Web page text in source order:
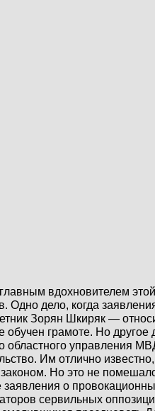
этой
Одно дело, когда
Зорян Шкиряк —
обучен грамоте. Но другое
областного управления
Им отлично
Но это не
заявления о
сервильных